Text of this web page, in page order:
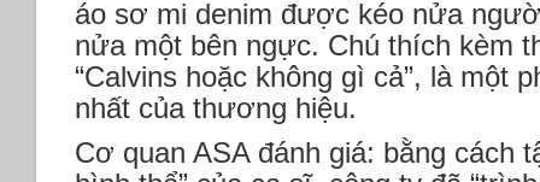
áo sơ mi denim được kéo nửa
nửa một bên ngực. Chú thích kèm
“Calvins hoặc không gì cả”, là một
nhất của thương hiệu.
Cơ quan ASA đánh giá: bằng cách